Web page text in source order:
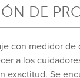
DE
con medidor de
a los
exactitud. Se